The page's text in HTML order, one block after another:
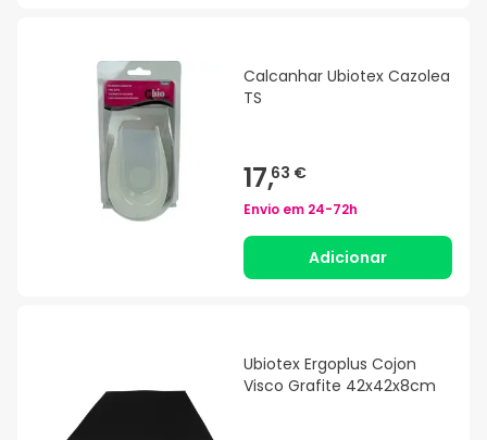
Calcanhar Ubiotex Cazolea
TS
17,63 €
Envio em 24-72h
Adicionar
Ubiotex Ergoplus Cojon
Visco Grafite 42x42x8cm